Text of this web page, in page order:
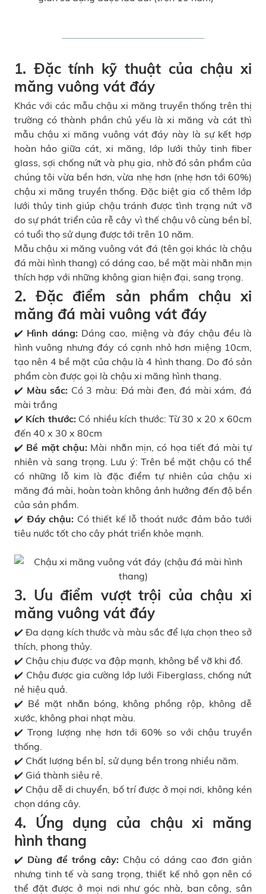
1. Đặc tính kỹ thuật của chậu xi
măng vuông vát đáy
Khác với các mẫu chậu xi măng truyền thống trên thị
trường có thành phần chủ yếu là xi măng và cát thì
mẫu chậu xi măng vuông vát đáy này là sự kết hợp
hoàn hảo giữa cát, xi măng, lớp lưới thủy tinh fiber
glass, sợi chống nứt và phụ gia, nhờ đó sản phẩm của
chúng tôi vừa bền hơn, vừa nhẹ hơn (nhẹ hơn tới 60%)
chậu xi măng truyền thống. Đặc biệt gia cố thêm lớp
lưới thủy tinh giúp chậu tránh được tình trạng nứt vỡ
do sự phát triển của rễ cây vì thế chậu vô cùng bền bỉ,
có tuổi thọ sử dụng được tới trên 10 năm.
Mẫu chậu xi măng vuông vát đá (tên gọi khác là chậu
đá mài hình thang) có dáng cao, bề mặt mài nhẵn mịn
thích hợp với những không gian hiện đại, sang trọng.
2. Đặc điểm sản phẩm chậu xi
măng đá mài vuông vát đáy
✔️ Hình dáng: Dáng cao, miệng và đáy chậu đều là
hình vuông nhưng đáy có cạnh nhỏ hơn miệng 10cm,
tạo nên 4 bề mặt của chậu là 4 hình thang. Do đó sản
phẩm còn được gọi là chậu xi măng hình thang.
✔️ Màu sắc: Có 3 màu: Đá mài đen, đá mài xám, đá
mài trắng
✔️ Kích thước:Có nhiều kích thước: Từ 30 x 20 x 60cm
đến 40 x 30 x 80cm
✔️ Bề mặt chậu: Mài nhẵn mịn, có họa tiết đá mài tự
nhiên và sang trọng. Lưu ý: Trên bề mặt chậu có thể
có những lỗ kim là đặc điểm tự nhiên của chậu xi
măng đá mài, hoàn toàn không ảnh hưởng đến độ bền
của sản phẩm.
✔️ Đáy chậu: Có thiết kế lỗ thoát nước đảm bảo tưới
tiêu nước tốt cho cây phát triển khỏe mạnh.
3. Ưu điểm vượt trội của chậu xi
măng vuông vát đáy
✔️ Đa dạng kích thước và màu sắc để lựa chọn theo sở
thích, phong thủy.
✔️ Chậu chịu được va đập mạnh, không bể vỡ khi đổ.
✔️ Chậu được gia cường lớp lưới Fiberglass, chống nứt
nẻ hiệu quả.
✔️ Bề mặt nhẵn bóng, không phồng rộp, không dễ
xước, không phai nhạt màu.
✔️ Trọng lượng nhẹ hơn tới 60% so với chậu truyền
thống.
✔️ Chất lượng bền bỉ, sử dụng bền trong nhiều năm.
✔️ Giá thành siêu rẻ.
✔️ Chậu dễ di chuyển, bố trí được ở mọi nơi, không kén
chọn dáng cây.
4. Ứng dụng của chậu xi măng
hình thang
✔️ Dùng để trồng cây:Chậu có dáng cao đơn giản
nhưng tinh tế và sang trọng, thiết kế nhỏ gọn nên có
thể đặt được ở mọi nơi như góc nhà, ban công, sân